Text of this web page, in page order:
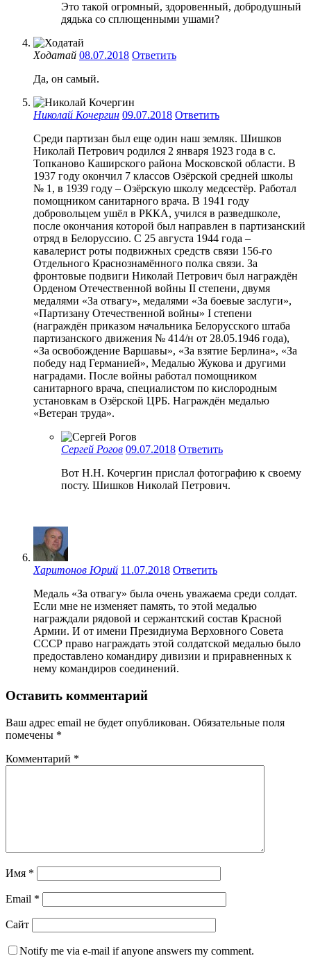
Это такой огромный, здоровенный, добродушный
дядька со сплющенными ушами?
Ходатай 08.07.2018 Ответить
Да, он самый.
Николай Кочергин 09.07.2018 Ответить
Среди партизан был еще один наш земляк. Шишков
Николай Петрович родился 2 января 1923 года в с.
Топканово Каширского района Московской области. В
1937 году окончил 7 классов Озёрской средней школы
№ 1, в 1939 году – Озёрскую школу медсестёр. Работал
помощником санитарного врача. В 1941 году
добровольцем ушёл в РККА, учился в разведшколе,
после окончания которой был направлен в партизанский
отряд в Белоруссию. С 25 августа 1944 года –
кавалерист роты подвижных средств связи 156-го
Отдельного Краснознамённого полка связи. За
фронтовые подвиги Николай Петрович был награждён
Орденом Отечественной войны II степени, двумя
медалями «За отвагу», медалями «За боевые заслуги»,
«Партизану Отечественной войны» I степени
(награждён приказом начальника Белорусского штаба
партизанского движения № 414/н от 28.05.1946 года),
«За освобождение Варшавы», «За взятие Берлина», «За
победу над Германией», Медалью Жукова и другими
наградами. После войны работал помощником
санитарного врача, специалистом по кислородным
установкам в Озёрской ЦРБ. Награждён медалью
«Ветеран труда».
Сергей Рогов 09.07.2018 Ответить
Вот Н.Н. Кочергин прислал фотографию к своему
посту. Шишков Николай Петрович.
Харитонов Юрий 11.07.2018 Ответить
Медаль «За отвагу» была очень уважаема среди солдат.
Если мне не изменяет память, то этой медалью
награждали рядовой и сержантский состав Красной
Армии. И от имени Президиума Верховного Совета
СССР право награждать этой солдатской медалью было
предоставлено командиру дивизии и приравненных к
нему командиров соединений.
Оставить комментарий
Ваш адрес email не будет опубликован. Обязательные поля
помечены *
Комментарий *
Имя *
Email *
Сайт
Notify me via e-mail if anyone answers my comment.